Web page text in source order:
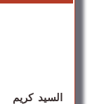
السيد كريم